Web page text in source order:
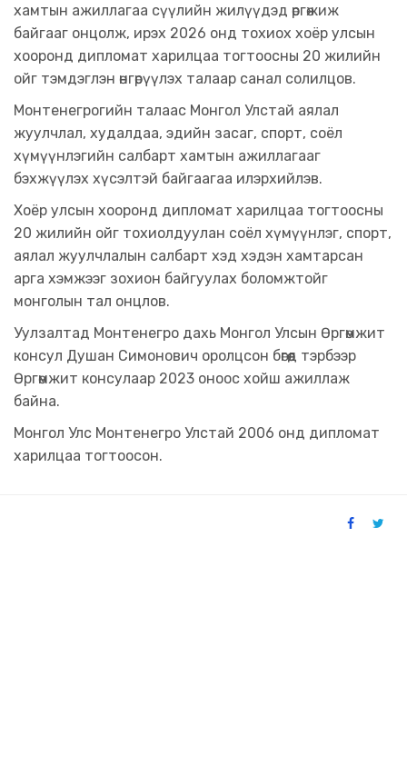
хамтын ажиллагаа сүүлийн жилүүдэд өргөжиж
байгааг онцолж, ирэх 2026 онд тохиох хоёр улсын
хооронд дипломат харилцаа тогтоосны 20 жилийн
ойг тэмдэглэн өнгөрүүлэх талаар санал солилцов.
Монтенегрогийн талаас Монгол Улстай аялал
жуулчлал, худалдаа, эдийн засаг, спорт, соёл
хүмүүнлэгийн салбарт хамтын ажиллагааг
бэхжүүлэх хүсэлтэй байгаагаа илэрхийлэв.
Хоёр улсын хооронд дипломат харилцаа тогтоосны
20 жилийн ойг тохиолдуулан соёл хүмүүнлэг, спорт,
аялал жуулчлалын салбарт хэд хэдэн хамтарсан
арга хэмжээг зохион байгуулах боломжтойг
монголын тал онцлов.
Уулзалтад Монтенегро дахь Монгол Улсын Өргөмжит
консул Душан Симонович оролцсон бөгөөд тэрбээр
Өргөмжит консулаар 2023 оноос хойш ажиллаж
байна.
Монгол Улс Монтенегро Улстай 2006 онд дипломат
харилцаа тогтоосон.